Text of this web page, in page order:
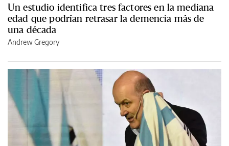
Un estudio identifica tres factores en la mediana
edad que podrían retrasar la demencia más de
una década
Andrew Gregory